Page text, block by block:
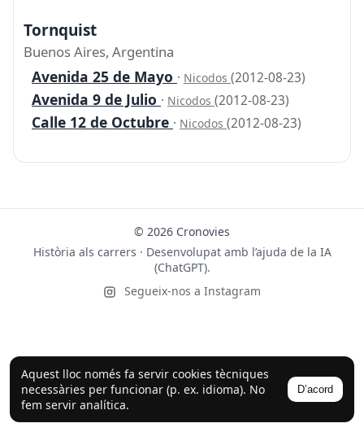
Aquest lloc només fa servir cookies tècniques
necessàries per funcionar (p. ex. idioma). No
fem servir analítica.
D’acord
Tornquist
Buenos Aires, Argentina
Avenida 25 de Mayo · Nicodos (2012-08-23)
Avenida 9 de Julio · Nicodos (2012-08-23)
Calle 12 de Octubre · Nicodos (2012-08-23)
© 2026 Cronovies
Història als carrers · Desenvolupat amb l’ajuda de la IA
(ChatGPT).
Segueix-nos a Instagram